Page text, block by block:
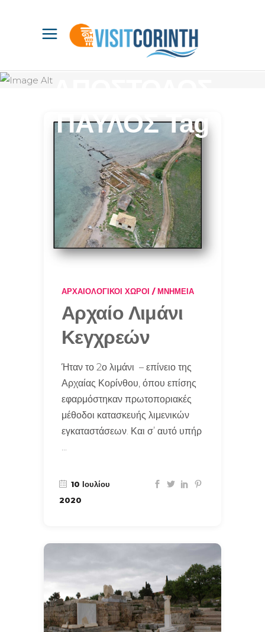
ΑΠΟΣΤΟΛΟΣ
ΠΑΥΛΟΣ Tag
ΑΡΧΑΙΟΛΟΓΙΚΟΊ ΧΏΡΟΙ / ΜΝΗΜΕΊΑ
Αρχαίο Λιμάνι
Κεγχρεών
Ήταν το 2ο λιμάνι – επίνειο της
Αρχαίας Κορίνθου, όπου επίσης
εφαρμόστηκαν πρωτοποριακές
μέθοδοι κατασκευής λιμενικών
εγκαταστάσεων. Και σ’ αυτό υπήρ
10 Ιουλίου
2020